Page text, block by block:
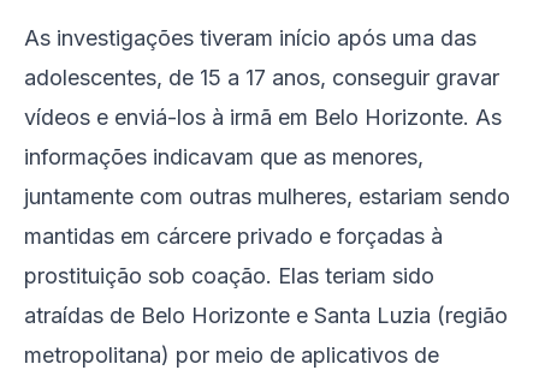
As investigações tiveram início após uma das
adolescentes, de 15 a 17 anos, conseguir gravar
vídeos e enviá-los à irmã em Belo Horizonte. As
informações indicavam que as menores,
juntamente com outras mulheres, estariam sendo
mantidas em cárcere privado e forçadas à
prostituição sob coação. Elas teriam sido
atraídas de Belo Horizonte e Santa Luzia (região
metropolitana) por meio de aplicativos de